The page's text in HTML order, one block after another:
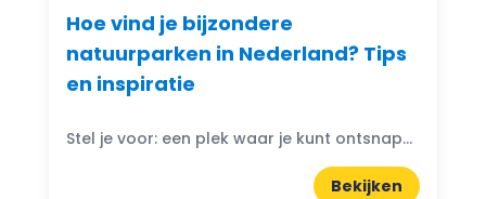
Hoe vind je bijzondere
natuurparken in Nederland? Tips
en inspiratie
Stel je voor: een plek waar je kunt ontsnappen aan de drukte van het dagelijks leven en je onderdompelen in de schoonheid van de natuur. Bijzondere natuurparken in Nederland bieden...
Bekijken